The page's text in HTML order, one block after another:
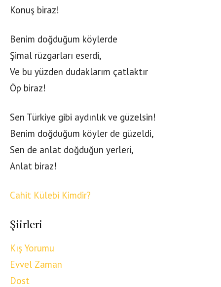
Konuş biraz!
Benim doğduğum köylerde
Şimal rüzgarları eserdi,
Ve bu yüzden dudaklarım çatlaktır
Öp biraz!
Sen Türkiye gibi aydınlık ve güzelsin!
Benim doğduğum köyler de güzeldi,
Sen de anlat doğduğun yerleri,
Anlat biraz!
Cahit Külebi Kimdir?
Şiirleri
Kış Yorumu
Evvel Zaman
Dost